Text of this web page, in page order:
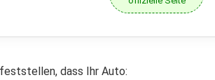
dass Ihr Auto: